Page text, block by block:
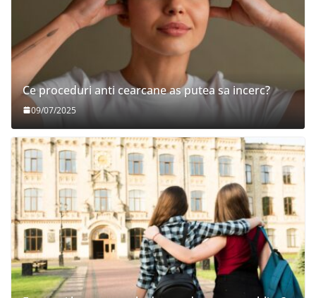
Ce proceduri anti cearcane as putea sa incerc?
09/07/2025